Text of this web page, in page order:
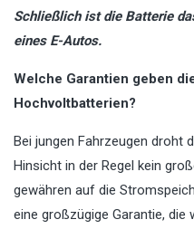
Schließlich ist die Batterie
eines E-Autos.
Welche Garantien geben
Hochvoltbatterien?
Bei jungen Fahrzeugen droht
Hinsicht in der Regel kein
gewähren auf die
eine großzügige Garantie, die